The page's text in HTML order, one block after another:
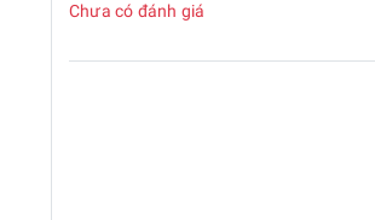
Có hỗ trợ đèn flash camera sau không?
Chưa có đánh giá